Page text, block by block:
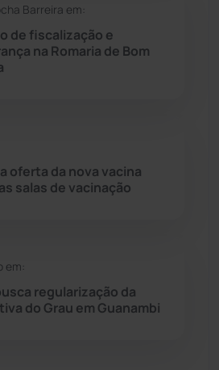
(158)
Barreira em:
de fiscalização e
na Romaria de Bom
oferta da nova vacina
salas de vacinação
em:
regularização da
do Grau em Guanambi